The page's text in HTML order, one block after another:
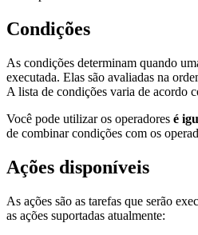
Condições
As condições determinam quando
executada. Elas são avaliadas na
A lista de condições varia de acordo
Você pode utilizar os operadores é
de combinar condições com os
Ações disponíveis
As ações são as tarefas que serão
as ações suportadas atualmente: